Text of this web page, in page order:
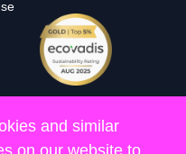
and similar
on our website to